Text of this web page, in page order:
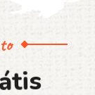
átis